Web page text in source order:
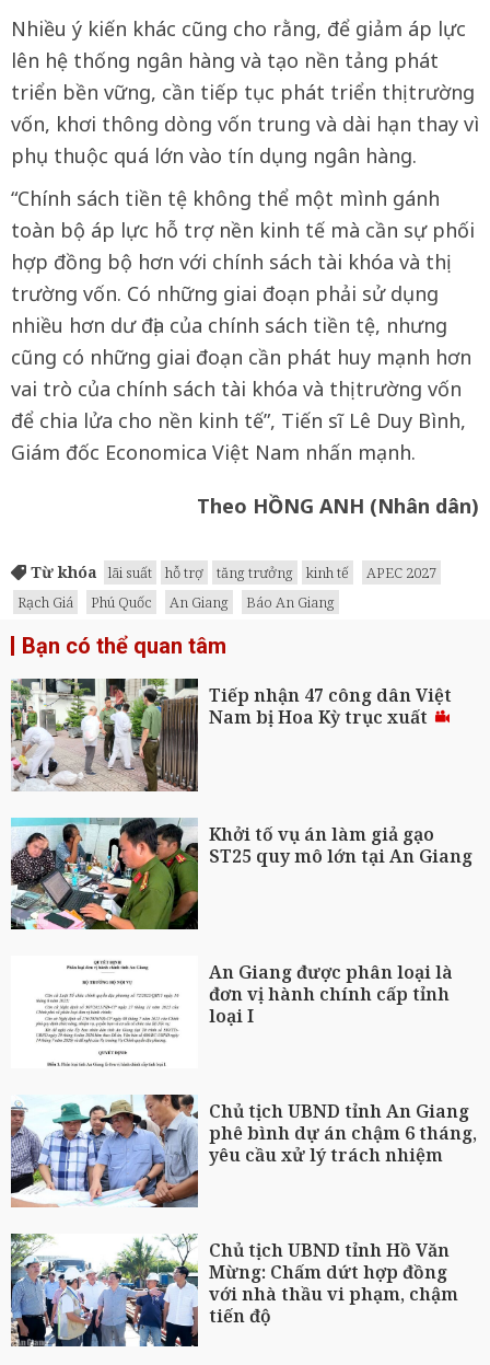
Nhiều ý kiến khác cũng cho rằng, để giảm áp lực
lên hệ thống ngân hàng và tạo nền tảng phát
triển bền vững, cần tiếp tục phát triển thị trường
vốn, khơi thông dòng vốn trung và dài hạn thay vì
phụ thuộc quá lớn vào tín dụng ngân hàng.
“Chính sách tiền tệ không thể một mình gánh
toàn bộ áp lực hỗ trợ nền kinh tế mà cần sự phối
hợp đồng bộ hơn với chính sách tài khóa và thị
trường vốn. Có những giai đoạn phải sử dụng
nhiều hơn dư địa của chính sách tiền tệ, nhưng
cũng có những giai đoạn cần phát huy mạnh hơn
vai trò của chính sách tài khóa và thị trường vốn
để chia lửa cho nền kinh tế”, Tiến sĩ Lê Duy Bình,
Giám đốc Economica Việt Nam nhấn mạnh.
Theo HỒNG ANH (Nhân dân)
Từ khóa lãi suất hỗ trợ tăng trưởng kinh tế
APEC 2027
Rạch Giá
Phú Quốc An Giang Báo An Giang
Bạn có thể quan tâm
Tiếp nhận 47 công dân Việt
Nam bị Hoa Kỳ trục xuất
Khởi tố vụ án làm giả gạo
ST25 quy mô lớn tại An Giang
An Giang được phân loại là
đơn vị hành chính cấp tỉnh
loại I
Chủ tịch UBND tỉnh An Giang
phê bình dự án chậm 6 tháng,
yêu cầu xử lý trách nhiệm
Chủ tịch UBND tỉnh Hồ Văn
Mừng: Chấm dứt hợp đồng
với nhà thầu vi phạm, chậm
tiến độ